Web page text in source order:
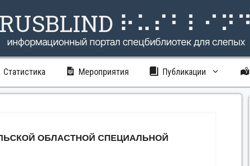
RUSBLIND ⠗⠥⠎⠃⠇⠊⠝⠙
информационный портал спецбиблиотек для слепых
Статистика Мероприятия Публикации
ОБЛАСТНОЙ СПЕЦИАЛЬНОЙ